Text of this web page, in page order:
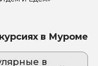
в Муроме
в